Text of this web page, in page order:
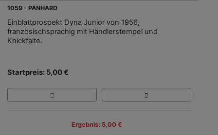
1059 - PANHARD
Einblattprospekt Dyna Junior von 1956,
französischsprachig mit Händlerstempel und
Knickfalte.
Startpreis: 5,00 €
Ergebnis: 5,00 €